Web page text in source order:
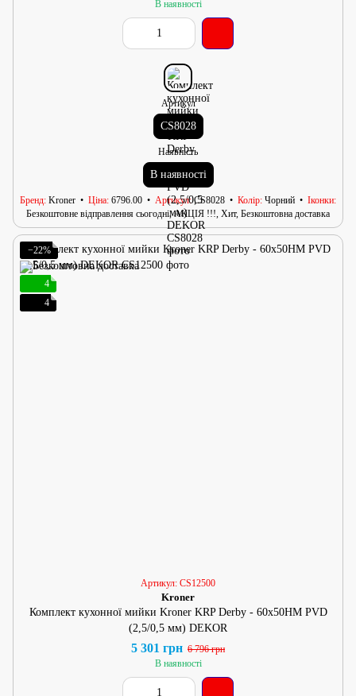
В наявності
Артикул
CS8028
Наявність
В наявності
Бренд Kroner Ціна 6796.00 Артикул CS8028 Колір Чорний
Іконки
Безкоштовне відправлення сьогодні, АКЦІЯ !!!, Хит, Безкоштовна доставка
−22%
4
4
Артикул: CS12500
Kroner
Комплект кухонної мийки Kroner KRP Derby - 60х50HM PVD
(2,5/0,5 мм) DEKOR
5 301 грн 6 796 грн
В наявності